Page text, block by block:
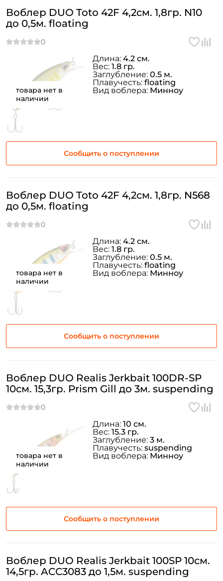
товара нет в
наличии
Воблер DUO Toto 42F 4,2см. 1,8гр. N10
до 0,5м. floating
Сообщить о поступлении
Длина: 4.2 см.
Вес: 1.8 гр.
Заглубление: 0.5 м.
Плавучесть: floating
Вид воблера: Минноу
товара нет в
наличии
Воблер DUO Toto 42F 4,2см. 1,8гр. N568
до 0,5м. floating
Сообщить о поступлении
Длина: 4.2 см.
Вес: 1.8 гр.
Заглубление: 0.5 м.
Плавучесть: floating
Вид воблера: Минноу
товара нет в
наличии
Воблер DUO Realis Jerkbait 100DR-SP
10см. 15,3гр. Prism Gill до 3м. suspending
Сообщить о поступлении
Длина: 10 см.
Вес: 15.3 гр.
Заглубление: 3 м.
Плавучесть: suspending
Вид воблера: Минноу
Воблер DUO Realis Jerkbait 100SP 10см.
14,5гр. ACC3083 до 1,5м. suspending